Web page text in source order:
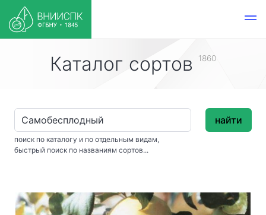
Каталог сортов 1860
поиск по каталогу и по отдельным видам,
быстрый поиск по названиям сортов...
найти